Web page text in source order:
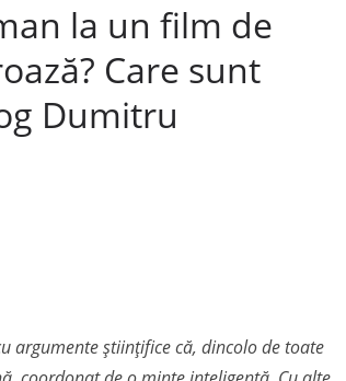
la un film de
Care sunt
Dumitru
argumente ştiinţifice că, dincolo de toate